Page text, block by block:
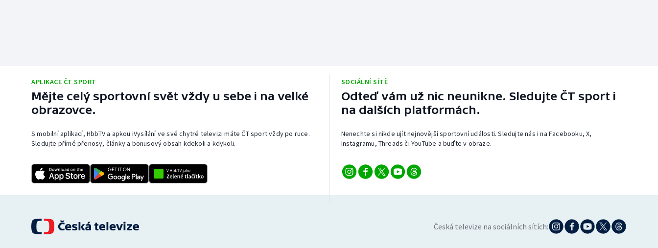
APLIKACE ČT SPORT
Mějte celý sportovní svět vždy u sebe i na velké
obrazovce.
S mobilní aplikací, HbbTV a apkou iVysílání ve své chytré televizi máte ČT sport vždy po ruce.
Sledujte přímé přenosy, články a bonusový obsah kdekoli a kdykoli.
SOCIÁLNÍ SÍTĚ
Odteď vám už nic neunikne. Sledujte ČT sport i
na dalších platformách.
Nenechte si nikde ujít nejnovější sportovní události. Sledujte nás i na Facebooku, X,
Instagramu, Threads či YouTube a buďte v obraze.
Česká televize na sociálních sítích: